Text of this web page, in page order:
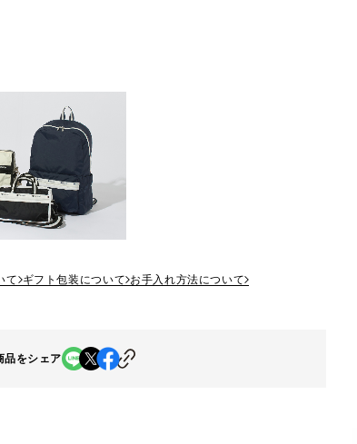
て ギフト包装について お手入れ方法について
品をシェア